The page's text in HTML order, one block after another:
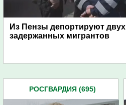
Из Пензы депортируют двух
задержанных мигрантов
РОСГВАРДИЯ (695)